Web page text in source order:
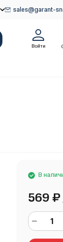
sales@garant-
Войти
В
569 ₽